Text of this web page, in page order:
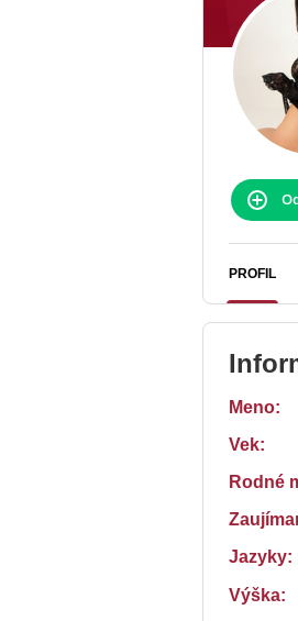
PROFIL
Meno:
Vek:
Rodné
Jazyky:
Výška: